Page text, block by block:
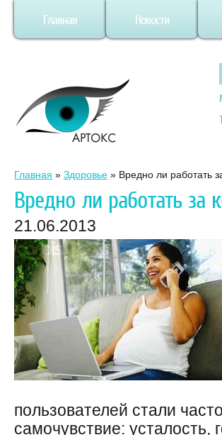
Главная Новости
Главная » Здоровье » Вредно ли работать
Вредно ли работать за
21.06.2013
пользователей стали
самочувствие: усталость,